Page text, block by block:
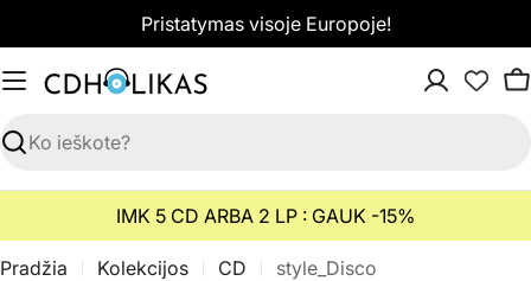
prie
turinio
Pristatymas visoje Europoje!
Paieška
IMK 5 CD ARBA 2 LP : GAUK -15%
Pradžia Kolekcijos CD style_Disco